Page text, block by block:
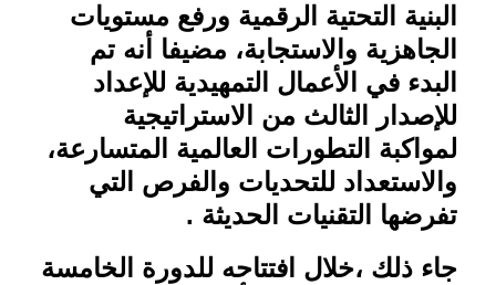
البنية التحتية الرقمية ورفع مستويات
الجاهزية والاستجابة، مضيفا أنه تم
البدء في الأعمال التمهيدية للإعداد
للإصدار الثالث من الاستراتيجية
لمواكبة التطورات العالمية المتسارعة،
والاستعداد للتحديات والفرص التي
تفرضها التقنيات الحديثة .
جاء ذلك ،خلال افتتاحه للدورة الخامسة